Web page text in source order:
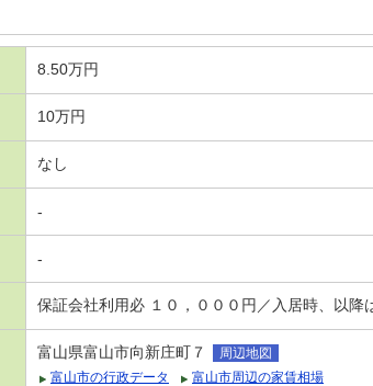
8.50万円
10万円
なし
-
-
保証会社利用必 １０，０００円／入居時、以
富山県富山市向新庄町７
周辺地図
富山市の行政データ
富山市周辺の家賃相場